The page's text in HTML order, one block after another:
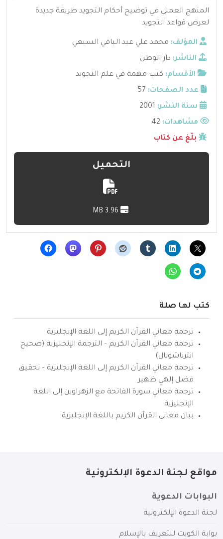
المنهج العملي في توضيح أحكام التجويد طريقة جديدة
لعرض قواعد التجويد
المؤلف: محمد علي عبد الباقي السبعي
الناشر: دار الوطن
الأقسام: كتب مهمة في علم التجويد
عدد الصفحات: 57
سنة النشر: 2001
مشاهدات:
بلّغ عن كتاب
التحميل
كتب لها صلة
ترجمة معاني القرآن الكريم إلى اللغة الإنجليزية
ترجمة معاني القرآن الكريم – الترجمة الإنجليزية (صحيح
انترناشونال)
ترجمة معاني القرآن الكريم إلى اللغة الإنجليزية – تحقيق
فضل إلهي ظهير
ترجمة معاني سورة الفاتحة مع الزهراوين إلى اللغة
الإنجليزية
بيان معاني القرآن الكريم باللغة الإنجليزية
مواقع لجنة الدعوة الإلكترونية
البوابات الدعوية
لجنة الدعوة الإلكترونية
بوابة الكويت للتعريف بالإسلام